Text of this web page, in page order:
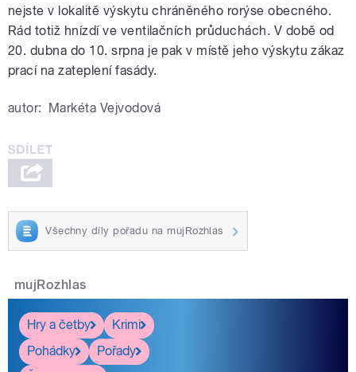
nejste v lokalitě výskytu chráněného rorýse obecného.
Rád totiž hnízdí ve ventilačních průduchách. V době od
20. dubna do 10. srpna je pak v místě jeho výskytu zákaz
prací na zateplení fasády.
autor: Markéta Vejvodová
Všechny díly pořadu na mujRozhlas
mujRozhlas
Hry a četby
Krimi
Pohádky
Pořady